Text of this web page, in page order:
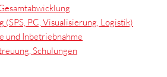
PC, Visualisierung, Logistik)
und Inbetriebnahme
Schulungen